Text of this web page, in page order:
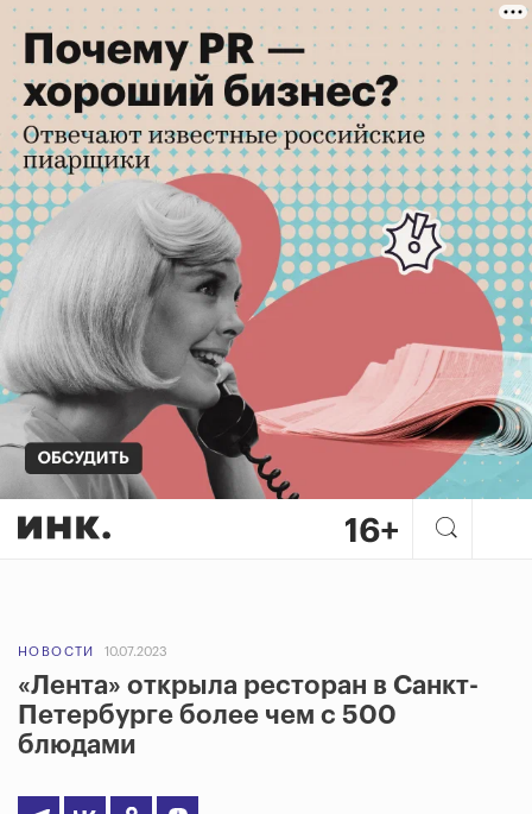
НОВОСТИ 10.07.2023
«Лента» открыла ресторан в Санкт-
Петербурге более чем с 500
блюдами